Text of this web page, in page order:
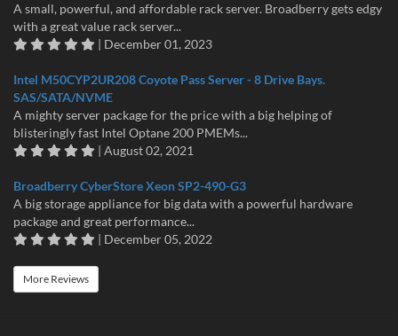
A small, powerful, and affordable rack server. Broadberry gets edgy
with a great value rack server...
| December 01, 2023
Intel M50CYP2UR208 Coyote Pass Server - 8 Drive Bays.
SAS/SATA/NVME
A mighty server package for the price with a big helping of
blisteringly fast Intel Optane 200 PMEMs...
| August 02, 2021
Broadberry CyberStore Xeon SP2-490-G3
A big storage appliance for big data with a powerful hardware
package and great performance...
| December 05, 2022
More Reviews